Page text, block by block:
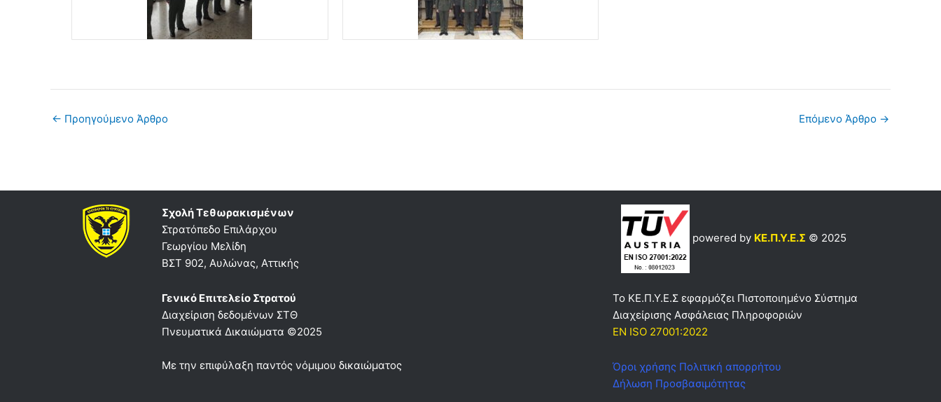
← Προηγούμενο Άρθρο Επόμενο Άρθρο →
Σχολή Τεθωρακισμένων
Στρατόπεδο Επιλάρχου
Γεωργίου Μελίδη
ΒΣΤ 902, Αυλώνας, Αττικής
Γενικό Επιτελείο Στρατού
Διαχείριση δεδομένων ΣΤΘ
Πνευματικά Δικαιώματα ©2025
Με την επιφύλαξη παντός νόμιμου δικαιώματος
powered by ΚΕ.Π.Υ.Ε.Σ © 2025
Το ΚΕ.Π.Υ.Ε.Σ εφαρμόζει Πιστοποιημένο Σύστημα
Διαχείρισης Ασφάλειας Πληροφοριών
EN ISO 27001:2022
Όροι χρήσης Πολιτική απορρήτου
Δήλωση Προσβασιμότητας